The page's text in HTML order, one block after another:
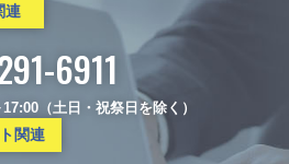
連
6911
（土日・祝祭日を除く）
関連